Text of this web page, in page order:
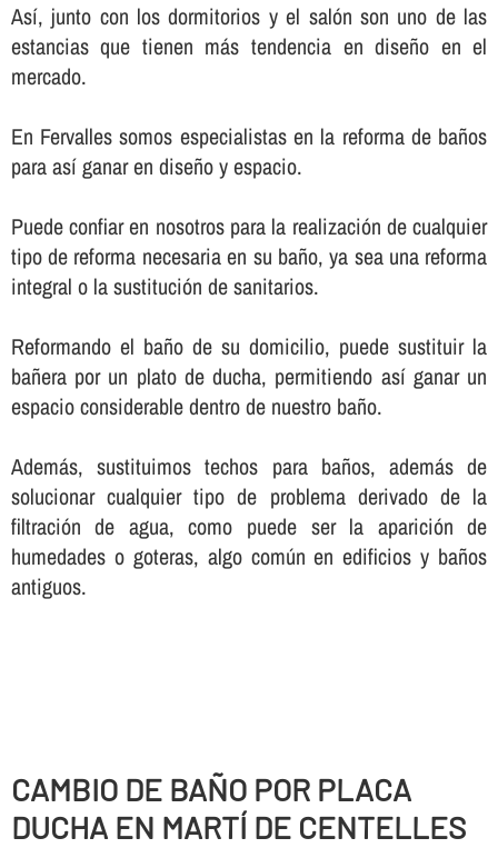
Así­, junto con los dormitorios y el salón son uno de las
estancias que tienen más tendencia en diseño en el
mercado.
En Fervalles somos especialistas en la reforma de baños
para así­ ganar en diseño y espacio.
Puede confiar en nosotros para la realización de cualquier
tipo de reforma necesaria en su baño, ya sea una reforma
integral o la sustitución de sanitarios.
Reformando el baño de su domicilio, puede sustituir la
bañera por un plato de ducha, permitiendo así­ ganar un
espacio considerable dentro de nuestro baño.
Además, sustituimos techos para baños, además de
solucionar cualquier tipo de problema derivado de la
filtración de agua, como puede ser la aparición de
humedades o goteras, algo común en edificios y baños
antiguos.
CAMBIO DE BAÑO POR PLACA
DUCHA EN MARTÍ DE CENTELLES